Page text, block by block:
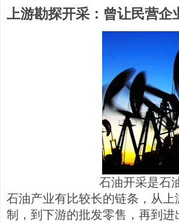
上游勘探开采：曾让民营企
石油开采是石
石油产业有比较长的链条，从
制，到下游的批发零售，再到